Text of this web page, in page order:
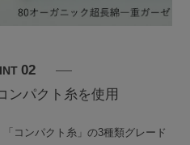
02
ンパクト糸を使用
コンパクト糸」の3種類グレード